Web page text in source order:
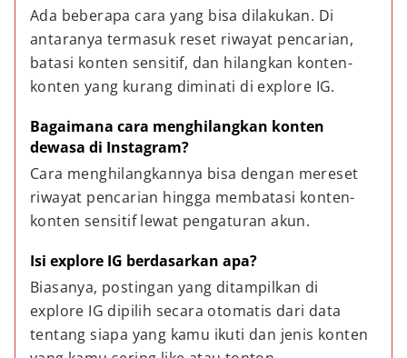
Ada beberapa cara yang bisa dilakukan. Di
antaranya termasuk reset riwayat pencarian,
batasi konten sensitif, dan hilangkan konten-
konten yang kurang diminati di explore IG.
Bagaimana cara menghilangkan konten
dewasa di Instagram?
Cara menghilangkannya bisa dengan mereset
riwayat pencarian hingga membatasi konten-
konten sensitif lewat pengaturan akun.
Isi explore IG berdasarkan apa?
Biasanya, postingan yang ditampilkan di
explore IG dipilih secara otomatis dari data
tentang siapa yang kamu ikuti dan jenis konten